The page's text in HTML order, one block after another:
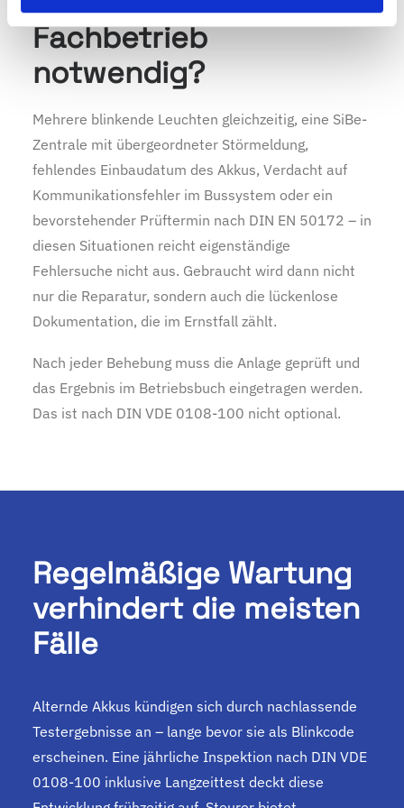
Fachbetrieb
notwendig?
Mehrere blinkende Leuchten gleichzeitig, eine SiBe-
Zentrale mit übergeordneter Störmeldung,
fehlendes Einbaudatum des Akkus, Verdacht auf
Kommunikationsfehler im Bussystem oder ein
bevorstehender Prüftermin nach DIN EN 50172 – in
diesen Situationen reicht eigenständige
Fehlersuche nicht aus. Gebraucht wird dann nicht
nur die Reparatur, sondern auch die lückenlose
Dokumentation, die im Ernstfall zählt.
Nach jeder Behebung muss die Anlage geprüft und
das Ergebnis im Betriebsbuch eingetragen werden.
Das ist nach DIN VDE 0108-100 nicht optional.
Regelmäßige Wartung
verhindert die meisten
Fälle
Alternde Akkus kündigen sich durch nachlassende
Testergebnisse an – lange bevor sie als Blinkcode
erscheinen. Eine jährliche Inspektion nach DIN VDE
0108-100 inklusive Langzeittest deckt diese